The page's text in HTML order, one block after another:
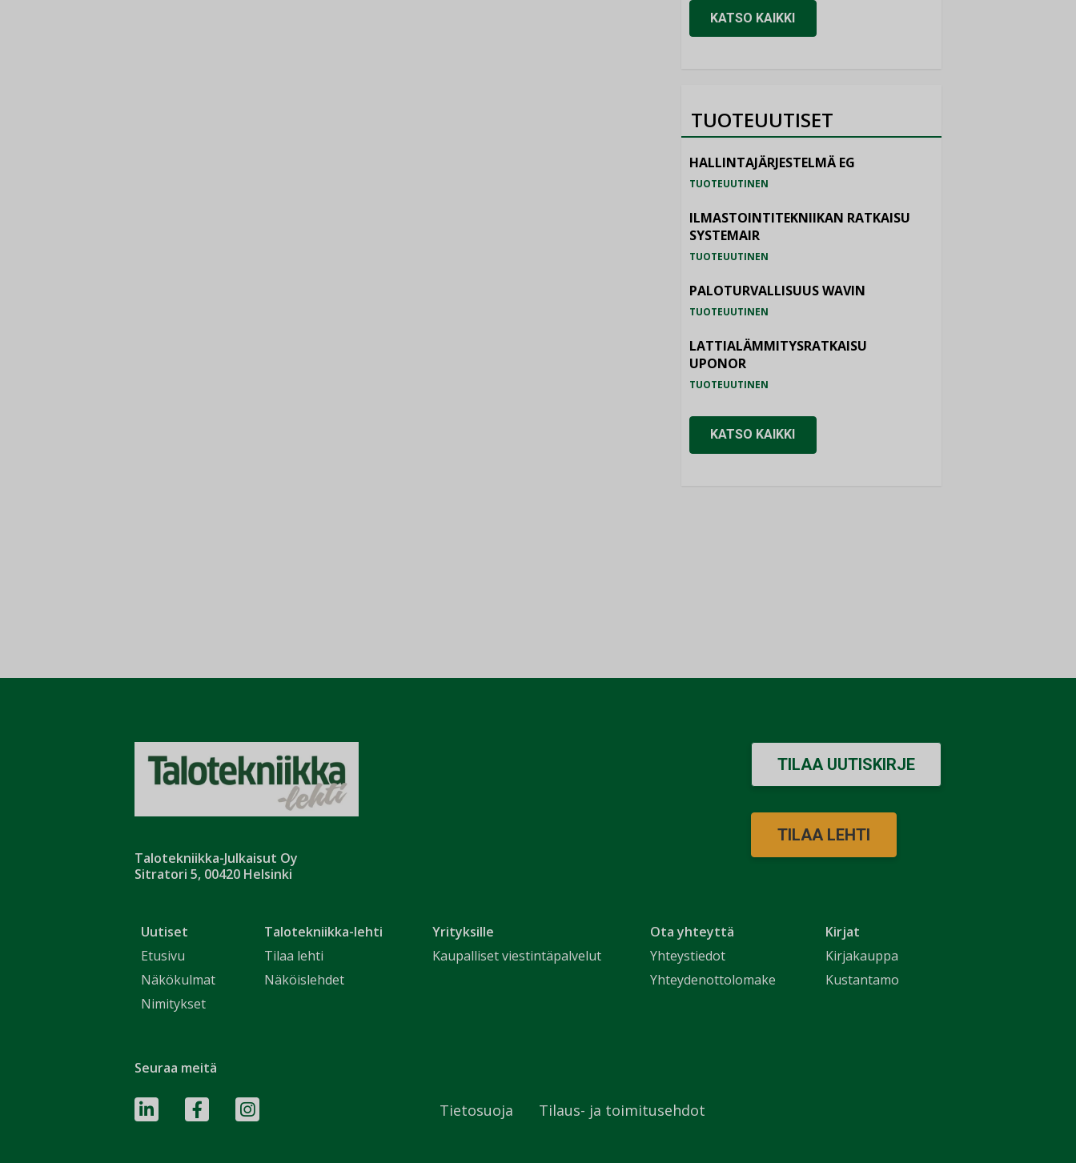
KATSO KAIKKI
TUOTEUUTISET
HALLINTAJÄRJESTELMÄ EG
TUOTEUUTINEN
ILMASTOINTITEKNIIKAN RATKAISU
SYSTEMAIR
TUOTEUUTINEN
PALOTURVALLISUUS WAVIN
TUOTEUUTINEN
LATTIALÄMMITYSRATKAISU
UPONOR
TUOTEUUTINEN
KATSO KAIKKI
Talotekniikka-Julkaisut Oy
Sitratori 5, 00420 Helsinki
Uutiset
Etusivu
Näkökulmat
Nimitykset
Talotekniikka-lehti
Tilaa lehti
Näköislehdet
Yrityksille
Kaupalliset viestintäpalvelut
Ota yhteyttä
Yhteystiedot
Yhteydenottolomake
Kirjat
Kirjakauppa
Kustantamo
TILAA UUTISKIRJE
TILAA LEHTI
Seuraa meitä
Tietosuoja Tilaus- ja toimitusehdot